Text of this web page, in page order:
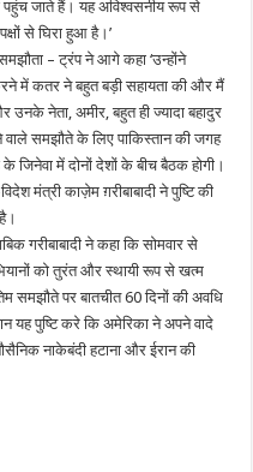
जाते हैं। यह अविश्वसनीय रूप से
से घिरा हुआ है।’
समझौता – ट्रंप ने आगे कहा ‘उन्होंने
में कतर ने बहुत बड़ी सहायता की और मैं
नेता, अमीर, बहुत ही ज्यादा बहादुर
वाले समझौते के लिए पाकिस्तान की जगह
जिनेवा में दोनों देशों के बीच बैठक होगी।
मंत्री काज़ेम ग़रीबाबादी ने पुष्टि की
गरीबाबादी ने कहा कि सोमवार से
को तुरंत और स्थायी रूप से खत्म
समझौते पर बातचीत 60 दिनों की अवधि
यह पुष्टि करे कि अमेरिका ने अपने वादे
नाकेबंदी हटाना और ईरान की